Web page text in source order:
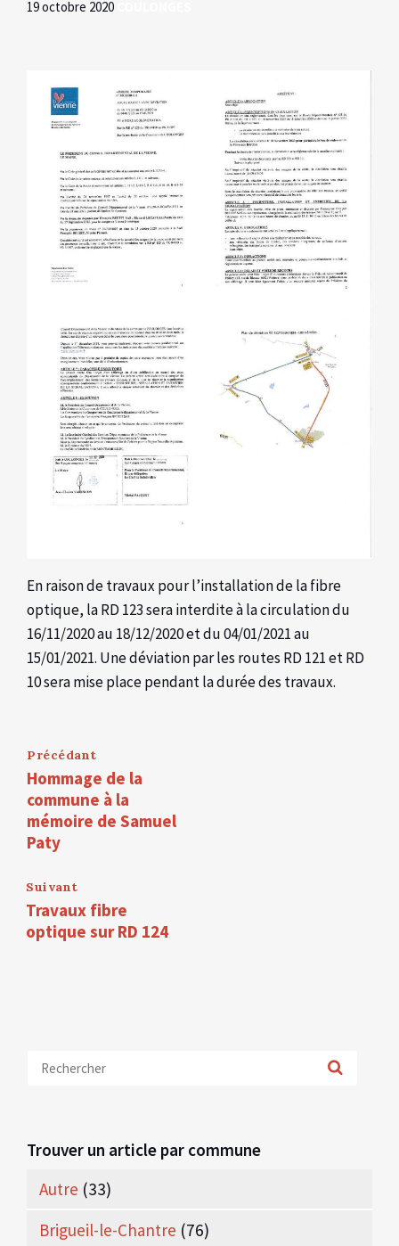
19 octobre 2020
En raison de travaux pour l’installation de la fibre
optique, la RD 123 sera interdite à la circulation du
16/11/2020 au 18/12/2020 et du 04/01/2021 au
15/01/2021. Une déviation par les routes RD 121 et RD
10 sera mise place pendant la durée des travaux.
Précédant
Hommage de la
commune à la
mémoire de Samuel
Paty
Suivant
Travaux fibre
optique sur RD 124
Trouver un article par commune
Autre (33)
Brigueil-le-Chantre (76)